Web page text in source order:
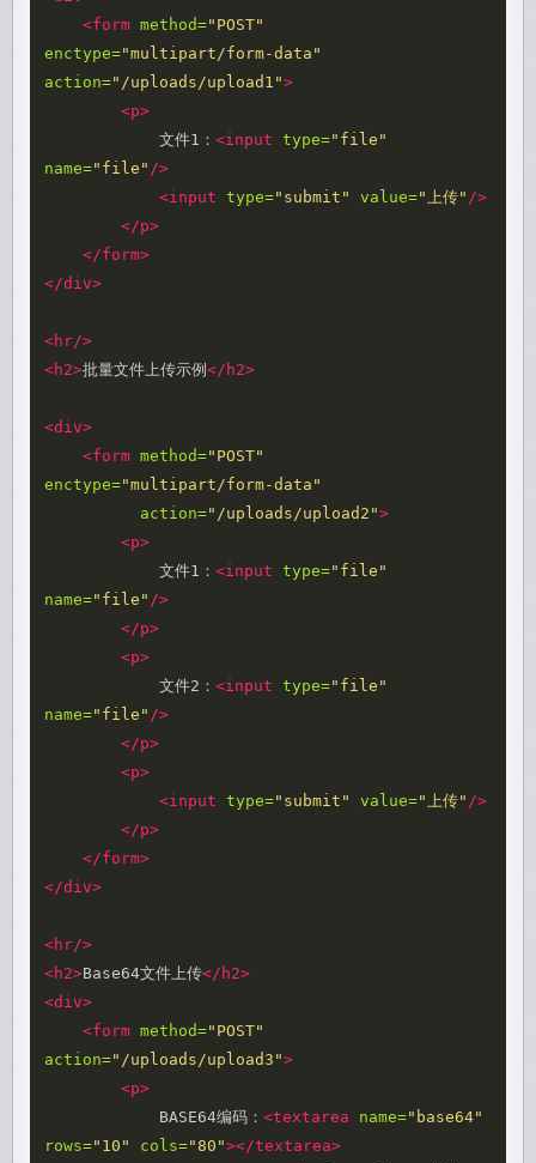
<form method="POST"
enctype="multipart/form-data"
action="/uploads/upload1">
<p>
            文件1：
<input type="file"
name="file" />
<input
type="submit" value="上传" />
</p>
</form>
</div>
<hr/>
<h2>批量文件上传示例</h2>
<div>
<form method="POST"
enctype="multipart/form-data"
action="/uploads/upload2">
<p>
            文件1：
<input type="file"
name="file" />
</p>
<p>
            文件2：
<input type="file"
name="file" />
</p>
<p>
<input
type="submit" value="上传" />
</p>
</form>
</div>
<hr/>
<h2>Base64文件上传</h2>
<div>
<form method="POST"
action="/uploads/upload3">
<p>
            BASE64编码：
<textarea name="base64"
rows="10" cols="80"></textarea>